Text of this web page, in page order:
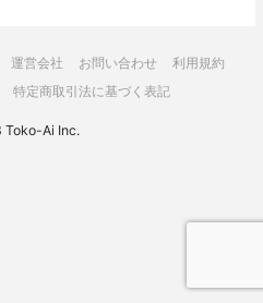
運営会社 お問い合わせ
利用規約
特定商取引法に基づく表記
Ai Inc.